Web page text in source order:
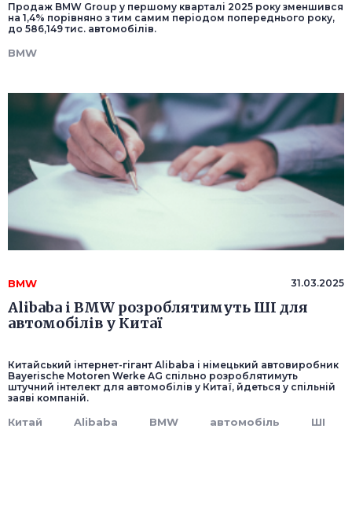
Продаж BMW Group у першому кварталі 2025 року зменшився
на 1,4% порівняно з тим самим періодом попереднього року,
до 586,149 тис. автомобілів.
BMW
BMW 31.03.2025
Alibaba і BMW розроблятимуть ШІ для
автомобілів у Китаї
Китайський інтернет-гігант Alibaba і німецький автовиробник
Bayerische Motoren Werke AG спільно розроблятимуть
штучний інтелект для автомобілів у Китаї, йдеться у спільній
заяві компаній.
Китай Alibaba BMW автомобіль ШІ